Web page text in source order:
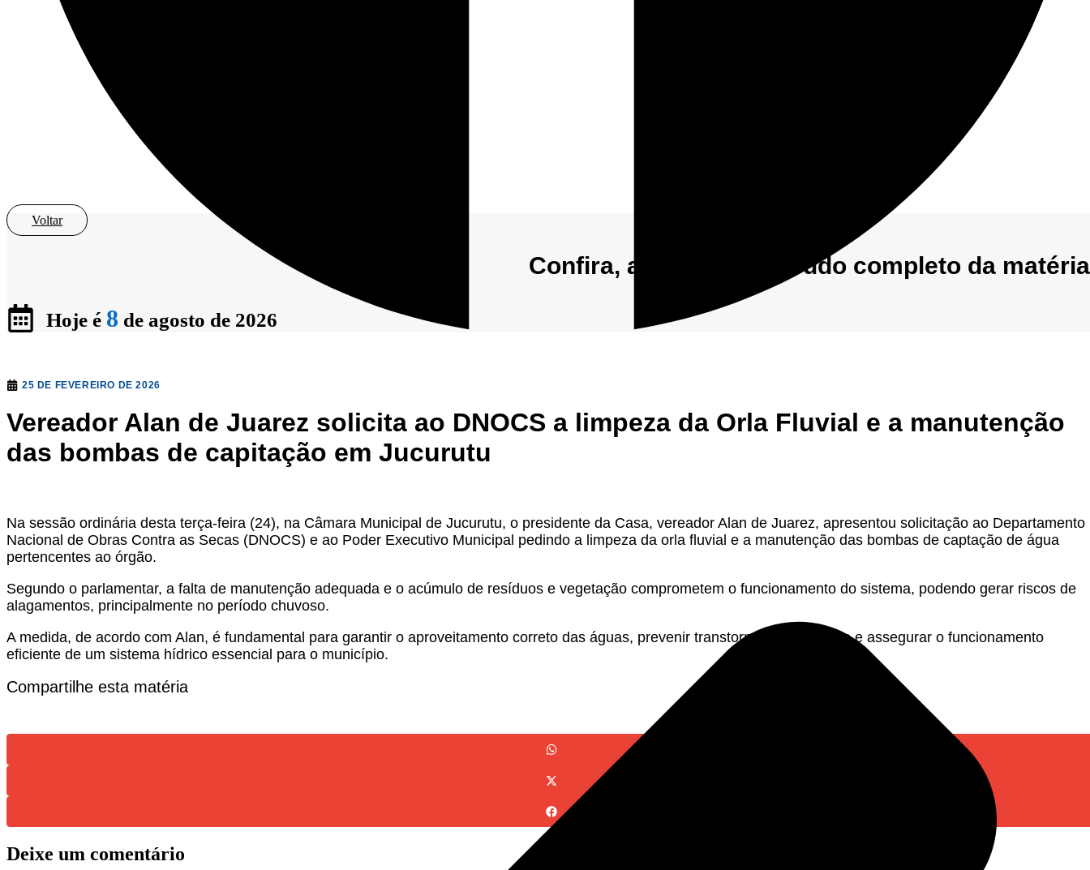
Voltar
Confira, abaixo, o conteúdo completo da
Hoje é 8 de agosto de 2026
25 DE FEVEREIRO DE 2026
Vereador Alan de Juarez solicita ao DNOCS a limpeza da Orla Fluvial e a manutenção
das bombas de capitação em Jucurutu
Na sessão ordinária desta terça-feira (24), na Câmara Municipal de Jucurutu, o presidente da Casa, vereador Alan de Juarez, apresentou solicitação ao Departamento
Nacional de Obras Contra as Secas (DNOCS) e ao Poder Executivo Municipal pedindo a limpeza da orla fluvial e a manutenção das bombas de captação de água
pertencentes ao órgão.
Segundo o parlamentar, a falta de manutenção adequada e o acúmulo de resíduos e vegetação comprometem o funcionamento do sistema, podendo gerar riscos de
alagamentos, principalmente no período chuvoso.
A medida, de acordo com Alan, é fundamental para garantir o aproveitamento correto das águas, prevenir transtornos à população e assegurar o funcionamento
eficiente de um sistema hídrico essencial para o município.
Compartilhe esta matéria
Deixe um comentário